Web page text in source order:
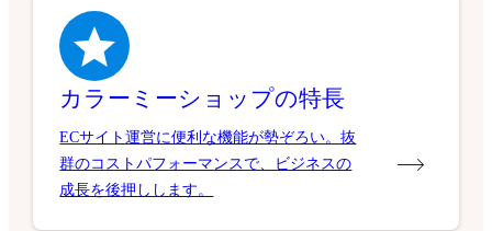
カラーミーショップの特長
ECサイト運営に便利な機能が勢ぞろい。抜
群のコストパフォーマンスで、ビジネスの
成長を後押しします。